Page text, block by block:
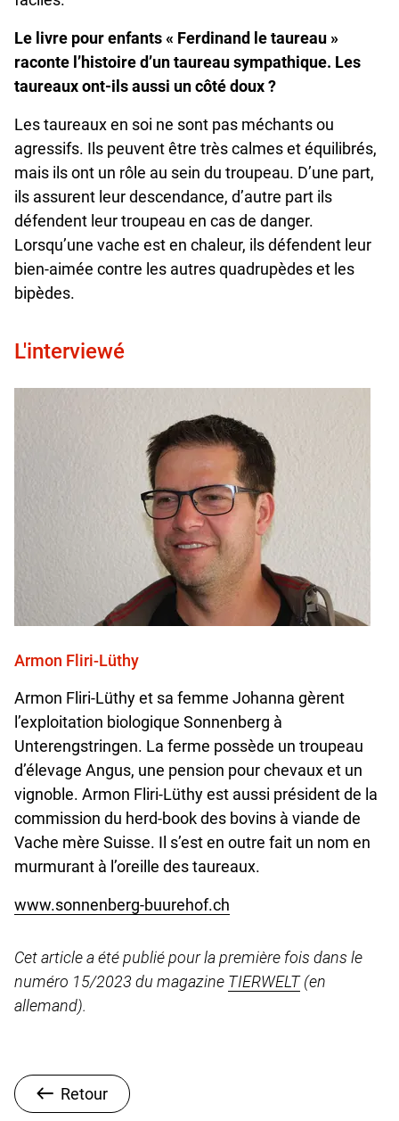
Le livre pour enfants « Ferdinand le taureau »
raconte l’histoire d’un taureau sympathique. Les
taureaux ont-ils aussi un côté doux ?
Les taureaux en soi ne sont pas méchants ou
agressifs. Ils peuvent être très calmes et équilibrés,
mais ils ont un rôle au sein du troupeau. D’une part,
ils assurent leur descendance, d’autre part ils
défendent leur troupeau en cas de danger.
Lorsqu’une vache est en chaleur, ils défendent leur
bien-aimée contre les autres quadrupèdes et les
bipèdes.
L'interviewé
Armon Fliri-Lüthy
Armon Fliri-Lüthy et sa femme Johanna gèrent
l’exploitation biologique Sonnenberg à
Unterengstringen. La ferme possède un troupeau
d’élevage Angus, une pension pour chevaux et un
vignoble. Armon Fliri-Lüthy est aussi président de la
commission du herd-book des bovins à viande de
Vache mère Suisse. Il s’est en outre fait un nom en
murmurant à l’oreille des taureaux.
www.sonnenberg-buurehof.ch
Cet article a été publié pour la première fois dans le
numéro 15/2023 du magazine TIERWELT(en
allemand).
Retour